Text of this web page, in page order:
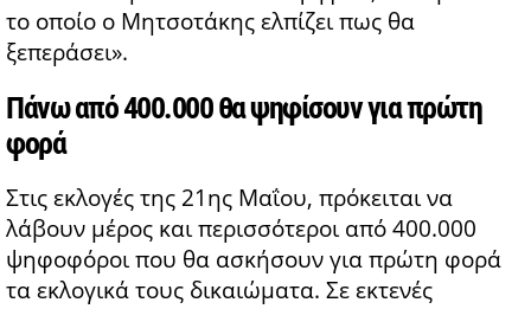
το οποίο ο Μητσοτάκης ελπίζει πως θα
ξεπεράσει».
Πάνω από 400.000 θα ψηφίσουν για πρώτη
φορά
Στις εκλογές της 21ης Μαΐου, πρόκειται να
λάβουν μέρος και περισσότεροι από 400.000
ψηφοφόροι που θα ασκήσουν για πρώτη φορά
τα εκλογικά τους δικαιώματα. Σε εκτενές